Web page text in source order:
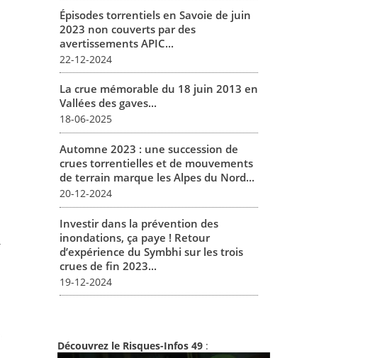
Épisodes torrentiels en Savoie de juin
2023 non couverts par des
avertissements APIC...
22-12-2024
La crue mémorable du 18 juin 2013 en
Vallées des gaves...
18-06-2025
Automne 2023 : une succession de
crues torrentielles et de mouvements
de terrain marque les Alpes du Nord...
20-12-2024
Investir dans la prévention des
inondations, ça paye ! Retour
d’expérience du Symbhi sur les trois
crues de fin 2023...
19-12-2024
Découvrez le Risques-Infos 49 :